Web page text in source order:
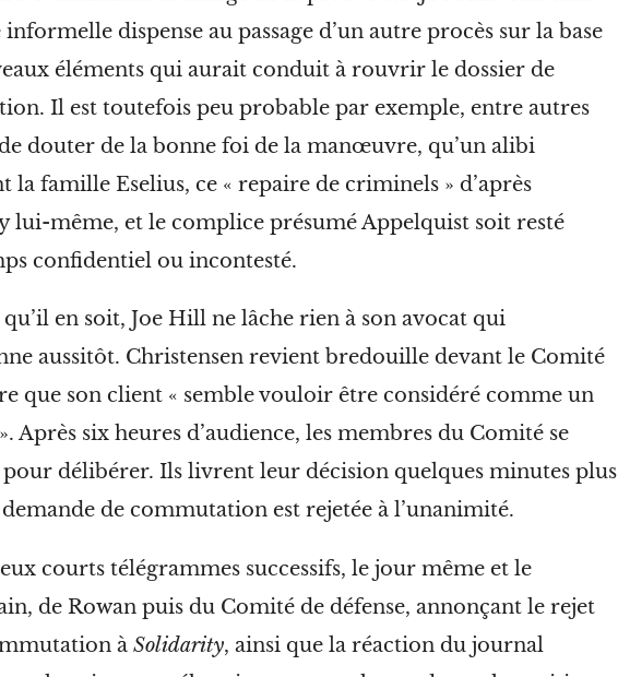
informelle dispense au passage d’un autre procès sur la base
éléments qui aurait conduit à rouvrir le dossier de
Il est toutefois peu probable par exemple, entre autres
douter de la bonne foi de la manœuvre, qu’un alibi
la famille Eselius, ce « repaire de criminels » d’après
lui-même, et le complice présumé Appelquist soit resté
confidentiel ou incontesté.
en soit, Joe Hill ne lâche rien à son avocat qui
aussitôt. Christensen revient bredouille devant le Comité
que son client « semble vouloir être considéré comme un
Après six heures d’audience, les membres du Comité se
délibérer. Ils livrent leur décision quelques minutes plus
de commutation est rejetée à l’unanimité.
courts télégrammes successifs, le jour même et le
de Rowan puis du Comité de défense, annonçant le rejet
à Solidarity, ainsi que la réaction du journal